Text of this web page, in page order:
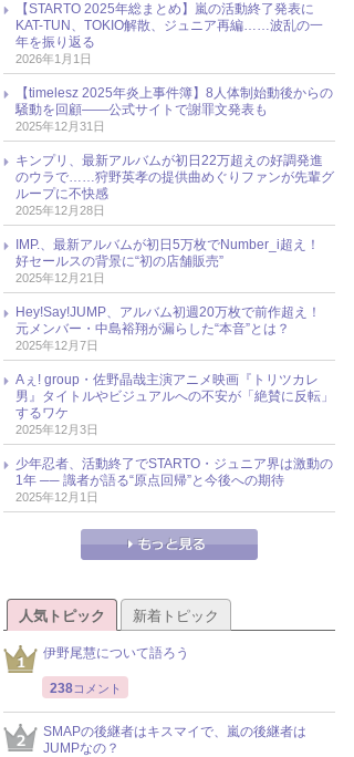
【STARTO 2025年総まとめ】嵐の活動終了発表に
KAT-TUN、TOKIO解散、ジュニア再編……波乱の一
年を振り返る
2026年1月1日
【timelesz 2025年炎上事件簿】8人体制始動後からの
騒動を回顧――公式サイトで謝罪文発表も
2025年12月31日
キンプリ、最新アルバムが初日22万超えの好調発進
のウラで……狩野英孝の提供曲めぐりファンが先輩グ
ループに不快感
2025年12月28日
IMP.、最新アルバムが初日5万枚でNumber_i超え！
好セールスの背景に“初の店舗販売”
2025年12月21日
Hey!Say!JUMP、アルバム初週20万枚で前作超え！
元メンバー・中島裕翔が漏らした“本音”とは？
2025年12月7日
Aぇ! group・佐野晶哉主演アニメ映画『トリツカレ
男』タイトルやビジュアルへの不安が「絶賛に反転」
するワケ
2025年12月3日
少年忍者、活動終了でSTARTO・ジュニア界は激動の
1年 ── 識者が語る“原点回帰”と今後への期待
2025年12月1日
人気トピック 新着トピック
伊野尾慧について語ろう
238コメント
SMAPの後継者はキスマイで、嵐の後継者は
JUMPなの？